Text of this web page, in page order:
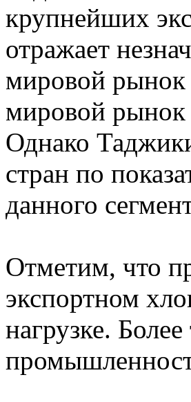
крупнейших
отражает
мировой рынок
мировой рынок
Однако
стран по
данного
Отметим, что
экспортном
нагрузке.